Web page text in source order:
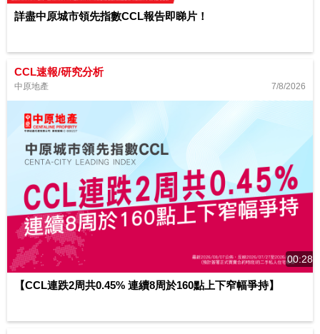
詳盡中原城市領先指數CCL報告即睇片！
CCL速報/研究分析
中原地產 7/8/2026
00:28
【CCL連跌2周共0.45% 連續8周於160點上下窄幅爭持】